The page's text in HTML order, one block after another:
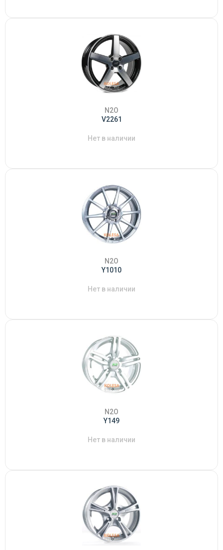
N2O
V2261
Нет в наличии
N2O
Y1010
Нет в наличии
N2O
Y149
Нет в наличии